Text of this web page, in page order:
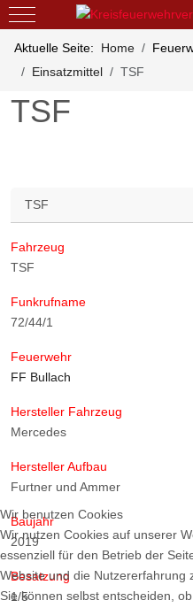
Mobile Menu Toggle
Aktuelle Seite: Home
Einsatzmittel
TSF
TSF
TSF
Fahrzeug
TSF
Funkrufname
72/44/1
Feuerwehr
FF Bullach
Hersteller Fahrzeug
Mercedes
Hersteller Aufbau
Furtner und Ammer
Baujahr
2019
Besatzung
1/5
Wir benutzen Cookies
Wir nutzen Cookies auf unserer
essenziell für den Betrieb der
Website und die Nutzererfahrung
Sie können selbst entscheiden,